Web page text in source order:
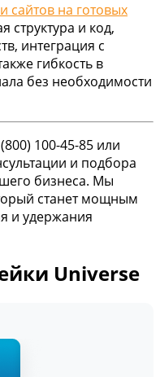
сайтов на готовых
и код,
интеграция с
гибкость в
без необходимости
100-45-85 или
и подбора
бизнеса. Мы
станет мощным
и удержания
Universe